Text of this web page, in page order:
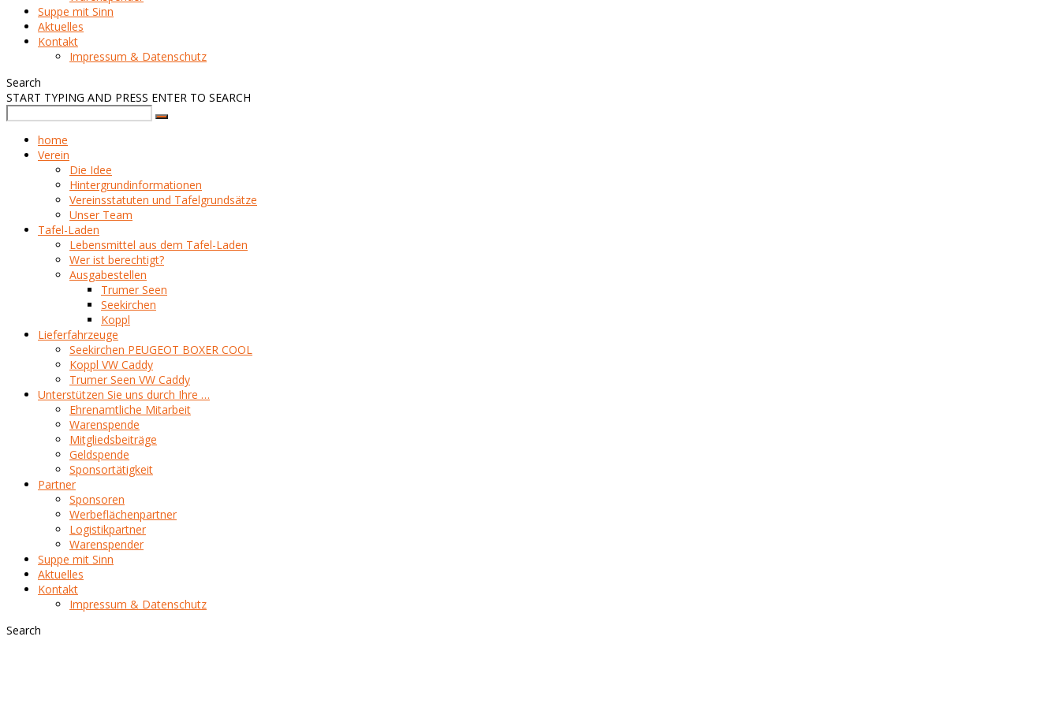
Suppe mit Sinn
Aktuelles
Kontakt
Impressum & Datenschutz
Search
START TYPING AND PRESS ENTER TO SEARCH
home
Verein
Die Idee
Hintergrundinformationen
Vereinsstatuten und Tafelgrundsätze
Unser Team
Tafel-Laden
Lebensmittel aus dem Tafel-Laden
Wer ist berechtigt?
Ausgabestellen
Trumer Seen
Seekirchen
Koppl
Lieferfahrzeuge
Seekirchen PEUGEOT BOXER COOL
Koppl VW Caddy
Trumer Seen VW Caddy
Unterstützen Sie uns durch Ihre …
Ehrenamtliche Mitarbeit
Warenspende
Mitgliedsbeiträge
Geldspende
Sponsortätigkeit
Partner
Sponsoren
Werbeflächenpartner
Logistikpartner
Warenspender
Suppe mit Sinn
Aktuelles
Kontakt
Impressum & Datenschutz
Search